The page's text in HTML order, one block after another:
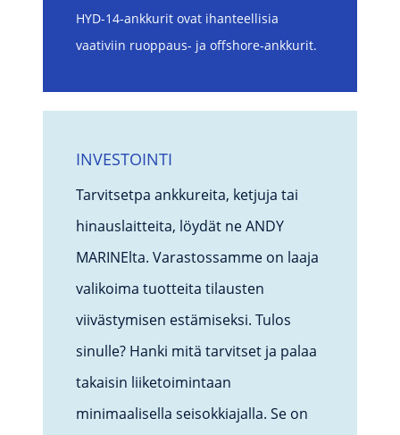
HYD-14-ankkurit ovat ihanteellisia
vaativiin ruoppaus- ja offshore-ankkurit.
INVESTOINTI
Tarvitsetpa ankkureita, ketjuja tai
hinauslaitteita, löydät ne ANDY
MARINElta. Varastossamme on laaja
valikoima tuotteita tilausten
viivästymisen estämiseksi. Tulos
sinulle? Hanki mitä tarvitset ja palaa
takaisin liiketoimintaan
minimaalisella seisokkiajalla. Se on